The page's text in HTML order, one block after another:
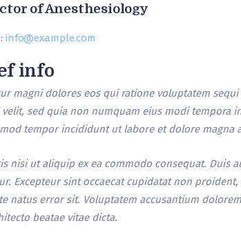
of Anesthesiology
info@example.com
info
magni dolores eos qui ratione voluptatem
sed quia non numquam eius modi tempora
tempor incididunt ut labore et dolore magna
nisi ut aliquip ex ea commodo consequat. Duis
Excepteur sint occaecat cupidatat non
natus error sit. Voluptatem accusantium
beatae vitae dicta.